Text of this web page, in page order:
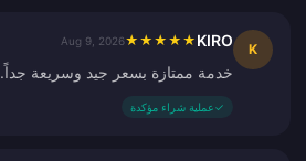
K
KIRO
★
★
★
★
★
Aug 9, 2026
خدمة ممتازة بسعر جيد وسريعة جداً.
✓عملية شراء مؤكدة